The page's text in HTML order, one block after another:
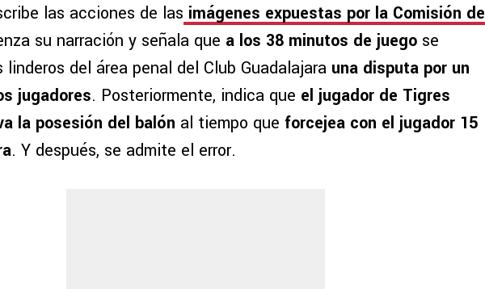
las acciones de las imágenes expuestas por la Comisión de
su narración y señala que a los 38 minutos de juego se
linderos del área penal del Club Guadalajara una disputa por un
jugadores. Posteriormente, indica que el jugador de Tigres
la posesión del balón al tiempo que forcejea con el jugador 15
. Y después, se admite el error.